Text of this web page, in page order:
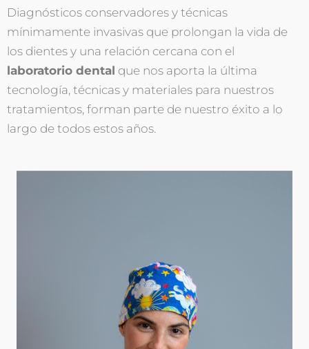
Diagnósticos conservadores y técnicas
mínimamente invasivas que prolongan la vida de
los dientes y una relación cercana con el
laboratorio dental que nos aporta la última
tecnología, técnicas y materiales para nuestros
tratamientos, forman parte de nuestro éxito a lo
largo de todos estos años.